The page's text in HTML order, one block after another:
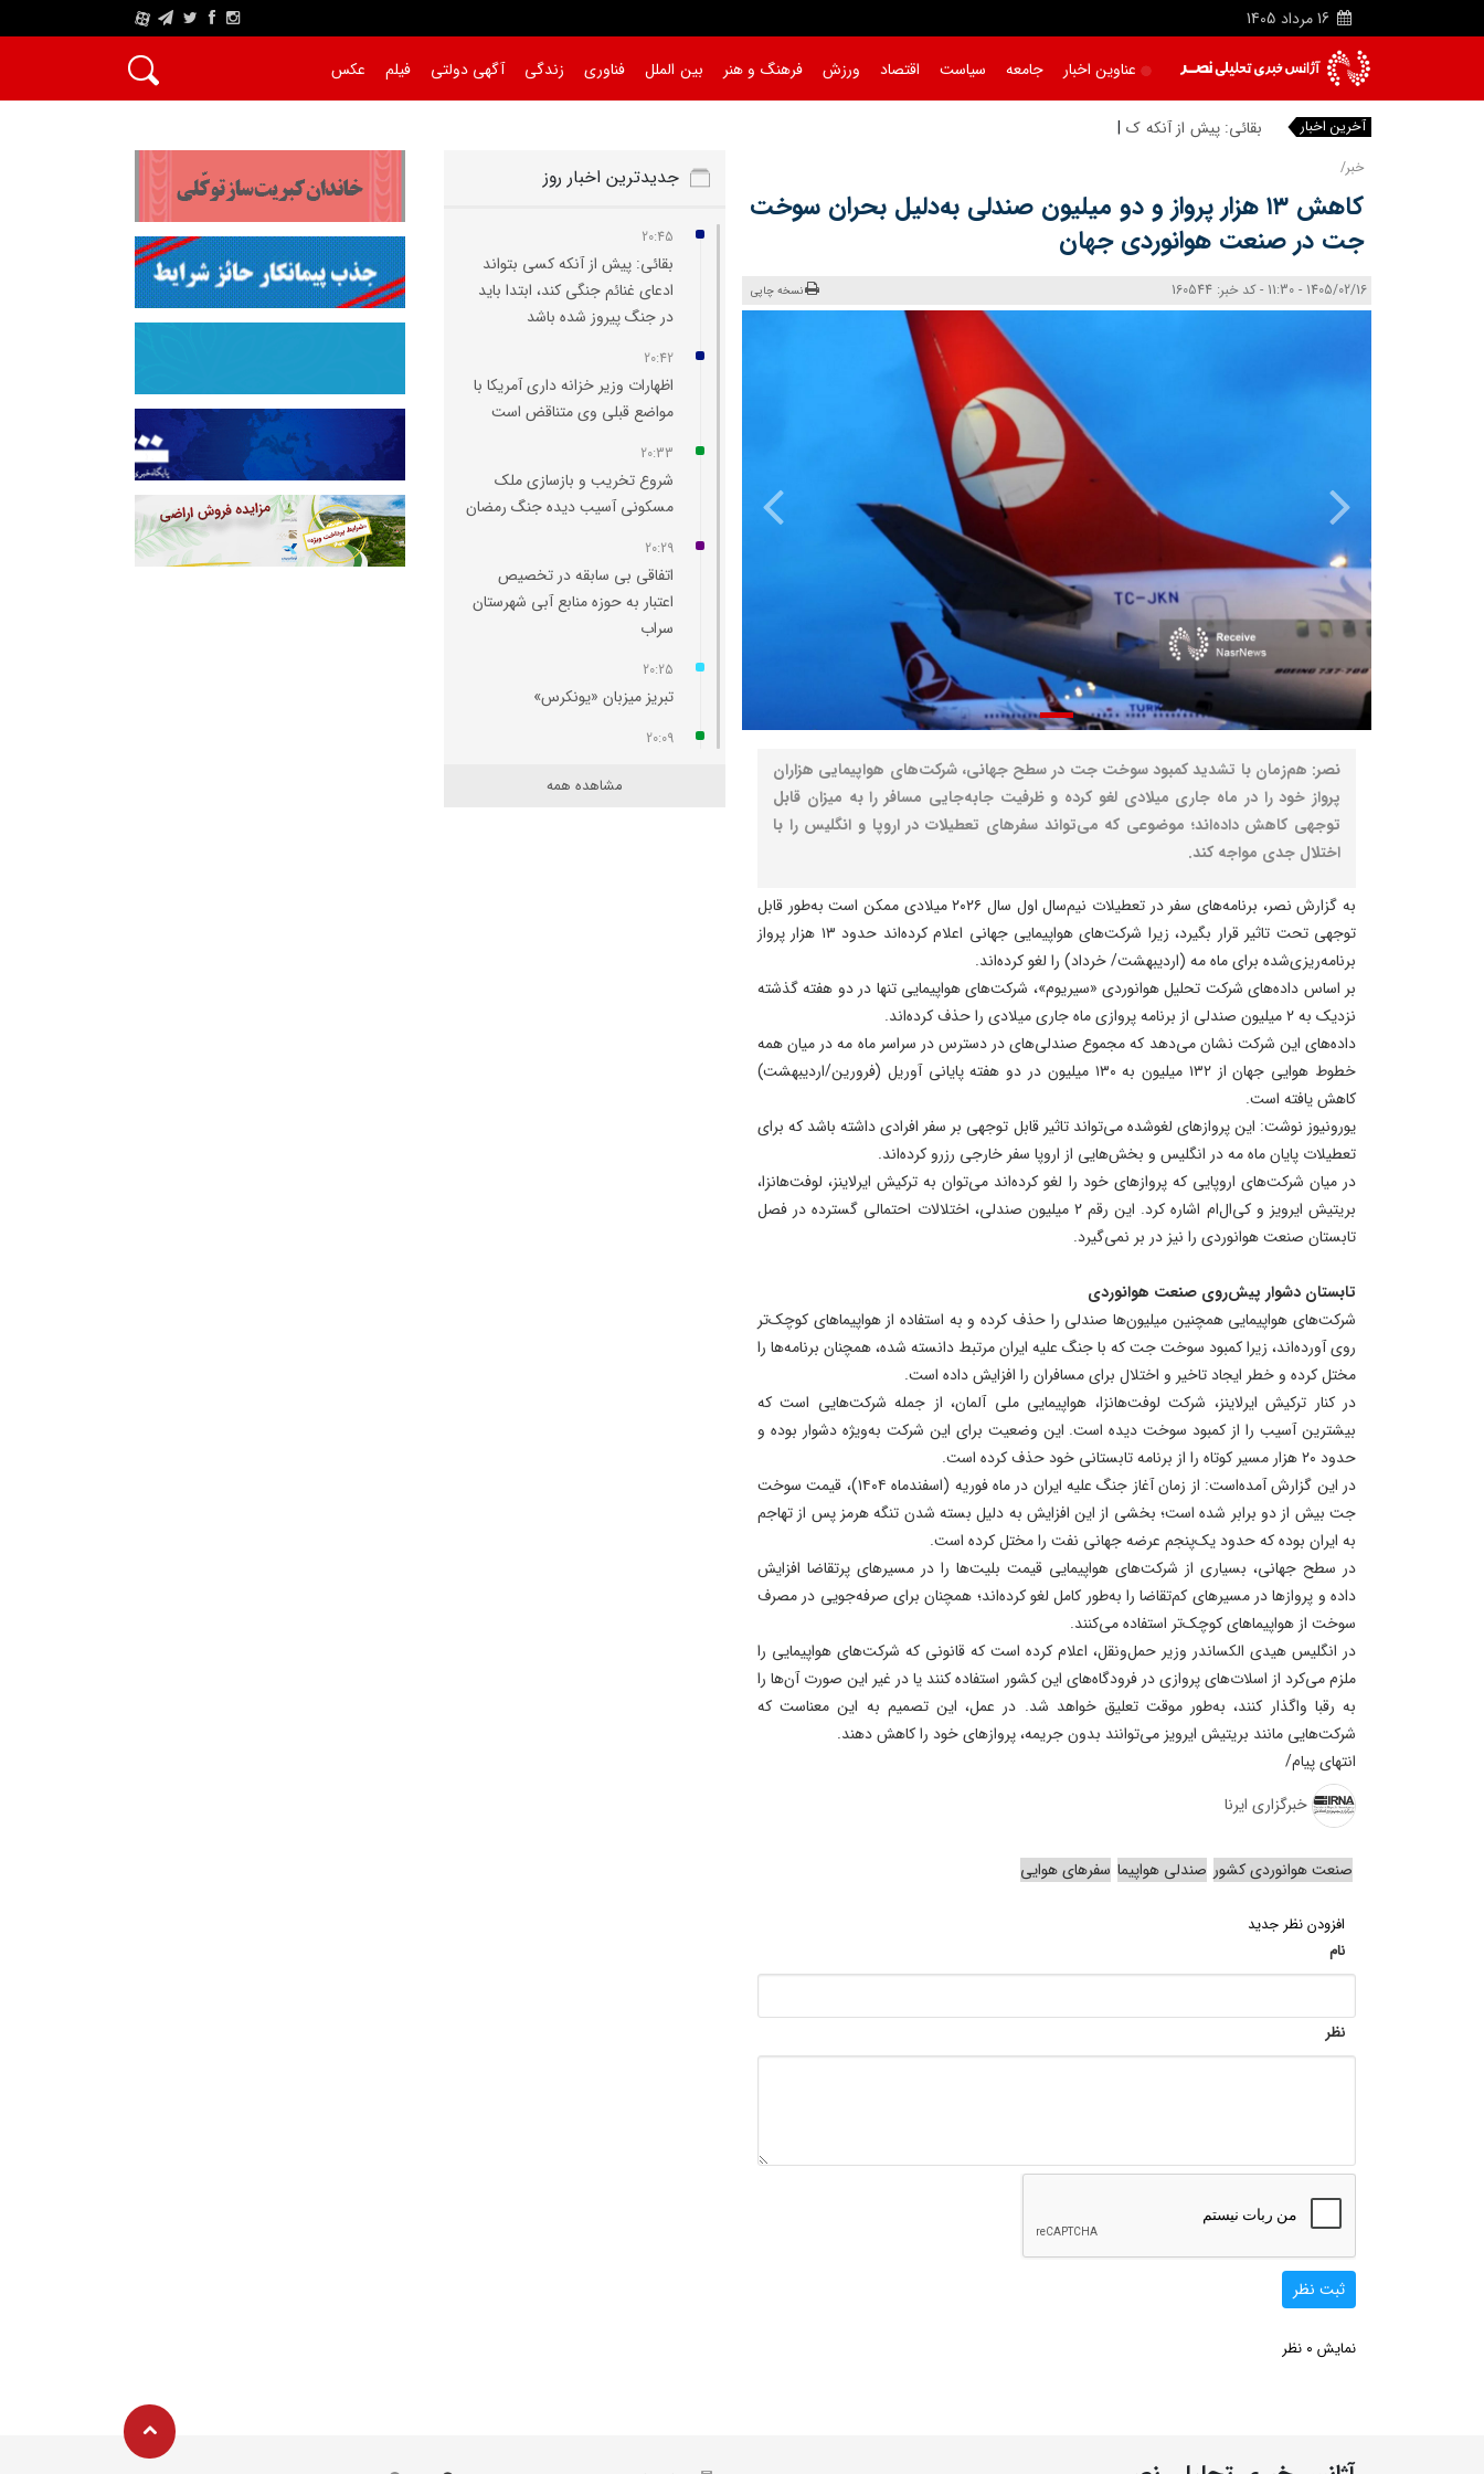
16 مرداد 1405
A
عناوین اخبار جامعه سیاست اقتصاد ورزش فرهنگ و هنر بین الملل فناوری زندگی آگهی دولتی فیلم عکس
آخرین اخبار بقائی: پیش از آنکه کسی بتواند
خبر/
کاهش ۱۳ هزار پرواز و دو میلیون صندلی به‌دلیل بحران سوخت
جت در صنعت هوانوردی جهان
1405/02/16 - 11:30 - کد خبر: 160544 نسخه چاپی
نصر: هم‌زمان با تشدید کمبود سوخت جت در سطح جهانی، شرکت‌های هواپیمایی هزاران
پرواز خود را در ماه جاری میلادی لغو کرده و ظرفیت جابه‌جایی مسافر را به میزان قابل
توجهی کاهش داده‌اند؛ موضوعی که می‌تواند سفرهای تعطیلات در اروپا و انگلیس را با
اختلال جدی مواجه کند.
به گزارش نصر، برنامه‌های سفر در تعطیلات نیم‌سال اول سال ۲۰۲۶ میلادی ممکن است به‌طور قابل
توجهی تحت تاثیر قرار بگیرد، زیرا شرکت‌های هواپیمایی جهانی اعلام کرده‌اند حدود ۱۳ هزار پرواز
برنامه‌ریزی‌شده برای ماه مه (اردیبهشت/ خرداد) را لغو کرده‌اند.
بر اساس داده‌های شرکت تحلیل هوانوردی «سیریوم»، شرکت‌های هواپیمایی تنها در دو هفته گذشته
نزدیک به ۲ میلیون صندلی از برنامه پروازی ماه جاری میلادی را حذف کرده‌اند.
داده‌های این شرکت نشان می‌دهد که مجموع صندلی‌های در دسترس در سراسر ماه مه در میان همه
خطوط هوایی جهان از ۱۳۲ میلیون به ۱۳۰ میلیون در دو هفته پایانی آوریل (فرورین/اردیبهشت)
کاهش یافته است.
یورونیوز نوشت: این پروازهای لغوشده می‌تواند تاثیر قابل توجهی بر سفر افرادی داشته باشد که برای
تعطیلات پایان ماه مه در انگلیس و بخش‌هایی از اروپا سفر خارجی رزرو کرده‌اند.
در میان شرکت‌های اروپایی که پروازهای خود را لغو کرده‌اند می‌توان به ترکیش ایرلاینز، لوفت‌هانزا،
بریتیش ایرویز و کی‌ال‌ام اشاره کرد. این رقم ۲ میلیون صندلی، اختلالات احتمالی گسترده در فصل
تابستان صنعت هوانوردی را نیز در بر نمی‌گیرد.
تابستان دشوار پیش‌روی صنعت هوانوردی
شرکت‌های هواپیمایی همچنین میلیون‌ها صندلی را حذف کرده و به استفاده از هواپیماهای کوچک‌تر
روی آورده‌اند، زیرا کمبود سوخت جت که با جنگ علیه ایران مرتبط دانسته شده، همچنان برنامه‌ها را
مختل کرده و خطر ایجاد تاخیر و اختلال برای مسافران را افزایش داده است.
در کنار ترکیش ایرلاینز، شرکت لوفت‌هانزا، هواپیمایی ملی آلمان، از جمله شرکت‌هایی است که
بیشترین آسیب را از کمبود سوخت دیده است. این وضعیت برای این شرکت به‌ویژه دشوار بوده و
حدود ۲۰ هزار مسیر کوتاه‌ را از برنامه تابستانی خود حذف کرده است.
در این گزارش آمده‌است: از زمان آغاز جنگ علیه ایران در ماه فوریه (اسفندماه ۱۴۰۴)، قیمت سوخت
جت بیش از دو برابر شده است؛ بخشی از این افزایش به دلیل بسته شدن تنگه هرمز پس از تهاجم
به ایران بوده که حدود یک‌پنجم عرضه جهانی نفت را مختل کرده است.
در سطح جهانی، بسیاری از شرکت‌های هواپیمایی قیمت بلیت‌ها را در مسیرهای پرتقاضا افزایش
داده‌ و پروازها در مسیرهای کم‌تقاضا را به‌طور کامل لغو کرده‌اند؛ همچنان برای صرفه‌جویی در مصرف
سوخت از هواپیماهای کوچک‌تر استفاده می‌کنند.
در انگلیس هیدی الکساندر وزیر حمل‌ونقل، اعلام کرده است که قانونی که شرکت‌های هواپیمایی را
ملزم می‌کرد از اسلات‌های پروازی در فرودگاه‌های این کشور استفاده کنند یا در غیر این صورت آن‌ها را
به رقبا واگذار کنند، به‌طور موقت تعلیق خواهد شد. در عمل، این تصمیم به این معناست که
شرکت‌هایی مانند بریتیش ایرویز می‌توانند بدون جریمه، پروازهای خود را کاهش دهند.
انتهای پیام/
خبرگزاری ایرنا
صنعت هوانوردی کشور صندلی هواپیما سفرهای هوایی
افزودن نظر جدید
نام
نظر
ثبت نظر
نمایش 0 نظر
جدیدترین اخبار روز
20:45
بقائی: پیش از آنکه کسی بتواند
ادعای غنائم جنگی کند، ابتدا باید
در جنگ پیروز شده باشد
20:42
اظهارات وزیر خزانه‌ داری آمریکا با
مواضع قبلی وی متناقض است
20:33
شروع تخریب و بازسازی ملک
مسکونی آسیب‌ دیده جنگ رمضان
20:29
اتفاقی بی سابقه در تخصیص
اعتبار به حوزه منابع آبی شهرستان
سراب
20:25
تبریز میزبان «یونکرس»
20:09
مشاهده همه